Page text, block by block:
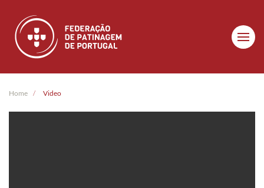
Skip to main content
Home Video